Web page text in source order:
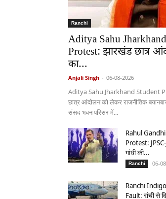
Ranchi
Aditya Sahu
Protest: झारखंड छात्र
का...
Anjali Singh - 06-08-2026
Aditya Sahu Jharkhand Student
छात्र आंदोलन को लेकर राजनीतिक
संसद भवन परिसर में...
Rahul
Protest:
गांधी की...
Ranchi 06-
Ranchi
Fault: रांची से